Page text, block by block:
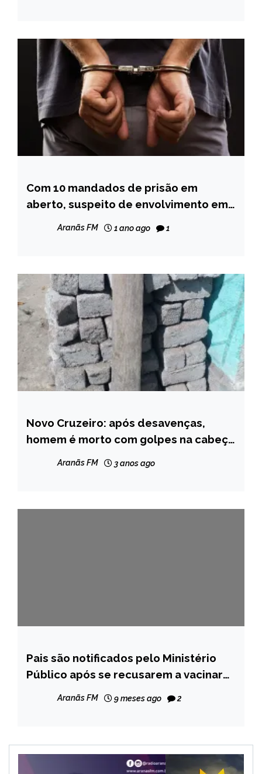
CAPELINHA
MINAS
Com 10 mandados de prisão em
aberto, suspeito de envolvimento em
Aranãs FM 1 ano ago 1
CAPELINHA
MINAS
Novo Cruzeiro: após desavenças,
homem é morto com golpes na cabeça
Aranãs FM 3 anos ago
MINAS
GERAIS
NOTÍCIAS
Pais são notificados pelo Ministério
Público após se recusarem a vacinar
Aranãs FM 9 meses ago 2